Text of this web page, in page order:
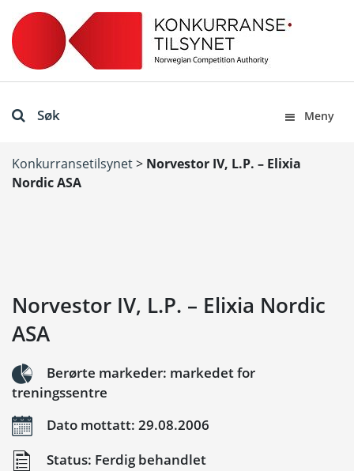
Søk Meny
Konkurransetilsynet> Norvestor IV, L.P. – Elixia
Nordic ASA
Norvestor IV, L.P. – Elixia Nordic
ASA
Berørte markeder: markedet for
treningssentre
Dato mottatt: 29.08.2006
Status: Ferdig behandlet